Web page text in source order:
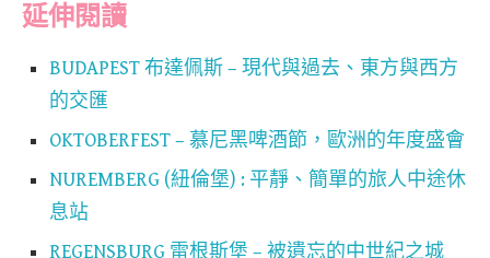
延伸閱讀
BUDAPEST 布達佩斯 – 現代與過去、東方與西方
的交匯
OKTOBERFEST – 慕尼黑啤酒節，歐洲的年度盛會
NUREMBERG (紐倫堡) : 平靜、簡單的旅人中途休
息站
REGENSBURG 雷根斯堡 – 被遺忘的中世紀之城